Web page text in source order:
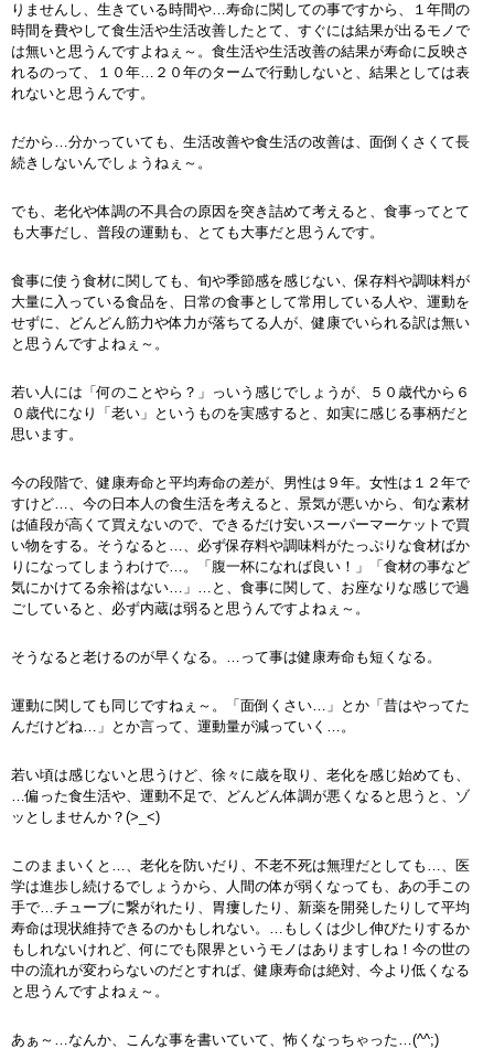
りませんし、生きている時間や…寿命に関しての事ですから、１年間の
時間を費やして食生活や生活改善したとて、すぐには結果が出るモノで
は無いと思うんですよねぇ～。食生活や生活改善の結果が寿命に反映さ
れるのって、１０年…２０年のタームで行動しないと、結果としては表
れないと思うんです。
だから…分かっていても、生活改善や食生活の改善は、面倒くさくて長
続きしないんでしょうねぇ～。
でも、老化や体調の不具合の原因を突き詰めて考えると、食事ってとて
も大事だし、普段の運動も、とても大事だと思うんです。
食事に使う食材に関しても、旬や季節感を感じない、保存料や調味料が
大量に入っている食品を、日常の食事として常用している人や、運動を
せずに、どんどん筋力や体力が落ちてる人が、健康でいられる訳は無い
と思うんですよねぇ～。
若い人には「何のことやら？」っいう感じでしょうが、５０歳代から６
０歳代になり「老い」というものを実感すると、如実に感じる事柄だと
思います。
今の段階で、健康寿命と平均寿命の差が、男性は９年。女性は１２年で
すけど…、今の日本人の食生活を考えると、景気が悪いから、旬な素材
は値段が高くて買えないので、できるだけ安いスーパーマーケットで買
い物をする。そうなると…、必ず保存料や調味料がたっぷりな食材ばか
りになってしまうわけで…。「腹一杯になれば良い！」「食材の事など
気にかけてる余裕はない…」…と、食事に関して、お座なりな感じで過
ごしていると、必ず内蔵は弱ると思うんですよねぇ～。
そうなると老けるのが早くなる。…って事は健康寿命も短くなる。
運動に関しても同じですねぇ～。「面倒くさい…」とか「昔はやってた
んだけどね…」とか言って、運動量が減っていく…。
若い頃は感じないと思うけど、徐々に歳を取り、老化を感じ始めても、
…偏った食生活や、運動不足で、どんどん体調が悪くなると思うと、ゾ
ッとしませんか？(>_<)
このままいくと…、老化を防いだり、不老不死は無理だとしても…、医
学は進歩し続けるでしょうから、人間の体が弱くなっても、あの手この
手で…チューブに繋がれたり、胃瘻したり、新薬を開発したりして平均
寿命は現状維持できるのかもしれない。…もしくは少し伸びたりするか
もしれないけれど、何にでも限界というモノはありますしね！今の世の
中の流れが変わらないのだとすれば、健康寿命は絶対、今より低くなる
と思うんですよねぇ～。
あぁ～…なんか、こんな事を書いていて、怖くなっちゃった…(^^;)